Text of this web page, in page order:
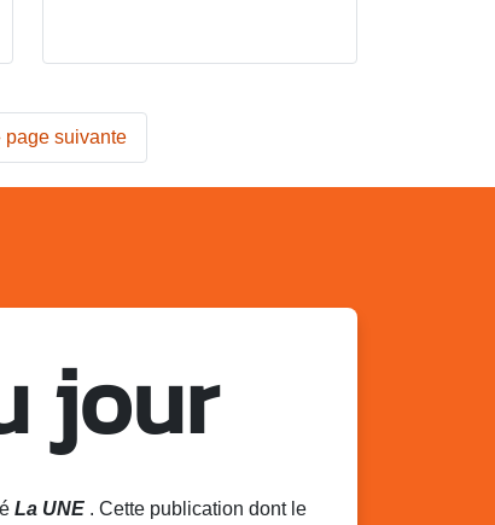
page suivante
jour
La UNE . Cette publication dont le